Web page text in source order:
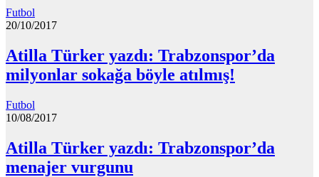
Futbol
20/10/2017
Atilla Türker yazdı: Trabzonspor’da
milyonlar sokağa böyle atılmış!
Futbol
10/08/2017
Atilla Türker yazdı: Trabzonspor’da
menajer vurgunu